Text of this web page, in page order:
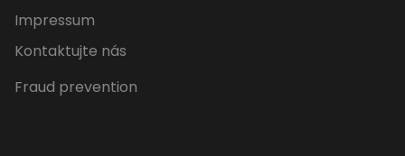
Impressum
Kontaktujte nás
Fraud prevention